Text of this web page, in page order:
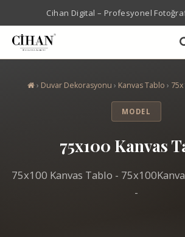
Cihan Digital – Profesyonel
› Duvar Dekorasyonu › Kanvas Tablo ›
MODEL
75x100 Kanvas
75x100 Kanvas Tablo -
-